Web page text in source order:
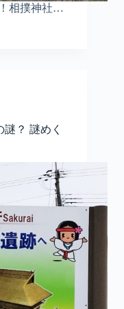
相撲神社…
？ 謎めく